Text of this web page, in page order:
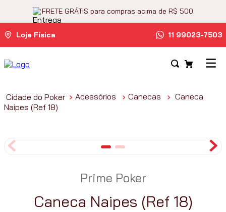
FRETE GRÁTIS para compras acima de R$ 500
Loja Física 11 99023-7503
Acessórios Canecas
Caneca
Naipes (Ref 18)
Prime Poker
Caneca Naipes (Ref 18)